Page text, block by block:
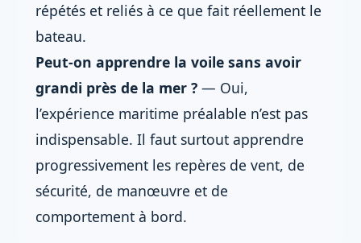
répétés et reliés à ce que fait réellement le
bateau.
Peut-on apprendre la voile sans avoir
grandi près de la mer ? — Oui,
l’expérience maritime préalable n’est pas
indispensable. Il faut surtout apprendre
progressivement les repères de vent, de
sécurité, de manœuvre et de
comportement à bord.